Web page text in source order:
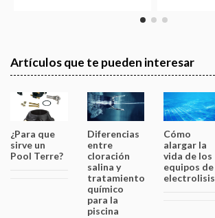
Artículos que te pueden interesar
¿Para que
sirve un
Pool Terre?
Diferencias
entre
cloración
salina y
tratamiento
químico
para la
piscina
Cómo
alargar la
vida de los
equipos de
electrolisis